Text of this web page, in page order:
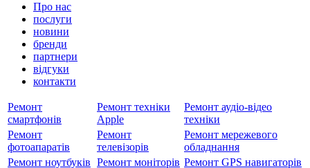
Про нас
послуги
новини
бренди
партнери
вiдгуки
контакти
Ремонт
смартфонів
Ремонт техніки
Apple
Ремонт аудіо-відео
техніки
Ремонт
фотоапаратів
Ремонт
телевізорів
Ремонт мережевого
обладнання
Ремонт ноутбуків Ремонт моніторів Ремонт GPS навигаторів